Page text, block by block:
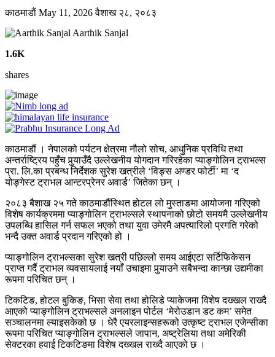
काठमाडाैं May 11, 2026वैशाख २८, २०८३
Aarthik Sanjal
1.6K
shares
काठमाडौं । नेपालको पर्यटन क्षेत्रमा नौलो सोच, आधुनिक प्रविधि तथा
अन्तर्राष्ट्रिय पहुँच पुर्‍याउँदै उल्लेखनीय योगदान गरिरहेका प्याङ्गोलिन ट्राभल्स
प्रा. लि.का प्रबन्ध निर्देशक सुरेश खत्रीले ‘विङ्स अण्डर फोर्टी’ मा ‘द
योङ्गेस्ट ट्राभल आन्टरप्रेनर अवार्ड’ जितेका छन् ।
२०८३ बैशाख २५ गते काठमाडौंस्थित होटल लो मुस्ताङमा आयोजना गरिएको
विशेष कार्यक्रममा प्याङ्गोलिन ट्राभल्सले स्थापनाको छोटो समयमै उल्लेखनीय
उपलब्धि हासिल गर्न सफल भएको तथा युवा उमेरमै अपत्यारिलो प्रगति गरेको
भन्दै उक्त अवार्ड प्रदान गरिएको हो ।
प्याङ्गोलिन ट्राभल्सका सुरेश खत्री पछिल्लो समय आईएटा सर्टिफिकेसन
प्राप्त गर्दै ट्राभल व्यवसायलाई नयाँ उचाइमा पुर्‍याउने सबैभन्दा कान्छा उद्यमीका
रूपमा परिचित छन् ।
टिकटिङ, होटल बुकिङ, भिसा सेवा तथा होलिडे प्याकेजमा विशेष दख्खल राख्दै
आएको प्याङ्गोलिन ट्राभल्सले अनलाइन पोर्टल ‘मेरोउडान डट कम’ समेत
सञ्चालनमा ल्याइसकेको छ । धेरै एयरलाइन्सहरूको उत्कृष्ट ट्राभल एजेन्सीका
रूपमा परिचित प्याङ्गोलिन ट्राभल्सले जापान, अष्ट्रेलिया तथा अमेरिकी
सेक्टरका हवाई टिकटिङमा विशेष दख्खल राख्दै आएको छ ।